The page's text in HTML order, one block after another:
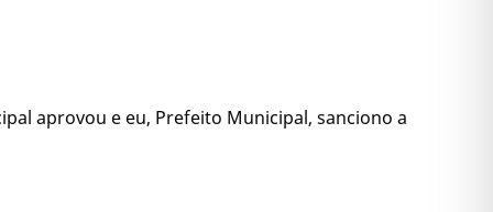
aprovou e eu, Prefeito Municipal, sanciono a